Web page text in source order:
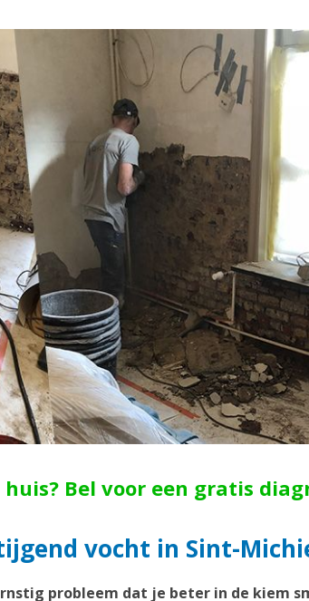
Bel voor een gratis
vocht in Sint-
probleem dat je beter in de kiem